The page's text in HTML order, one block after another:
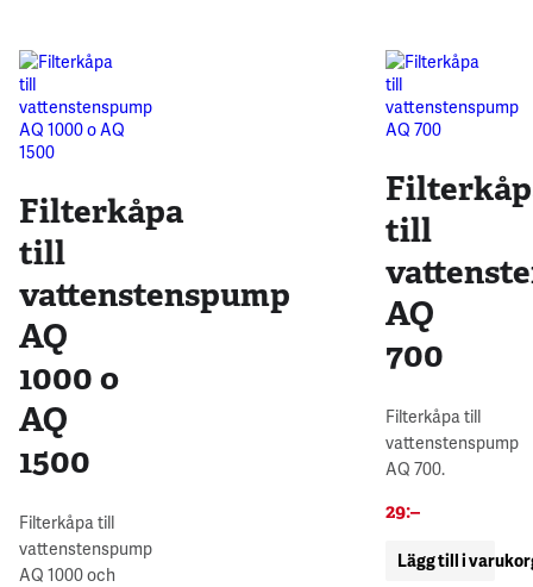
Filterkåpa
till
vattenstenspump
AQ
1000 o
AQ
1500
Filterkåpa till
vattenstenspump
AQ 1000 och
till
AQ
700
Filterkåpa till
vattenstenspump
AQ 700.
29:–
Lägg till i